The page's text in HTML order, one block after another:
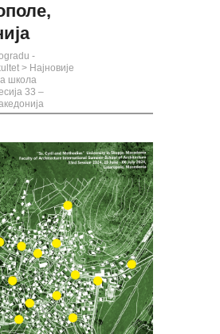
-
> Најновије
школа
33 –